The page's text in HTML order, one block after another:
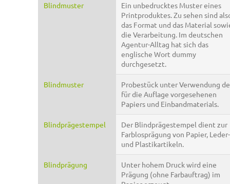
Blindmuster
Ein unbedrucktes Muster eines
Printproduktes. Zu sehen sind
das Format und das Material
die Verarbeitung. Im deutschen
Agentur-Alltag hat sich das
englische Wort dummy
durchgesetzt.
Blindmuster
Probestück unter Verwendung
für die Auflage vorgesehenen
Papiers und Einbandmaterials.
Blindprägestempel
Der Blindprägestempel dient zur
Farblosprägung von Papier, Leder-
und Plastikartikeln.
Blindprägung
Unter hohem Druck wird eine
Prägung (ohne Farbauftrag) im